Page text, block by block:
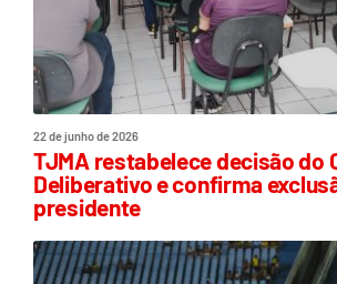
22 de junho de 2026
TJMA restabelece decisão do
Deliberativo e confirma
presidente